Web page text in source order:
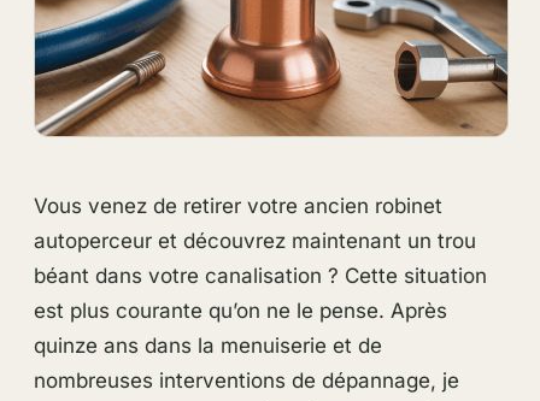
Vous venez de retirer votre ancien robinet
autoperceur et découvrez maintenant un trou
béant dans votre canalisation ? Cette situation
est plus courante qu’on ne le pense. Après
quinze ans dans la menuiserie et de
nombreuses interventions de dépannage, je